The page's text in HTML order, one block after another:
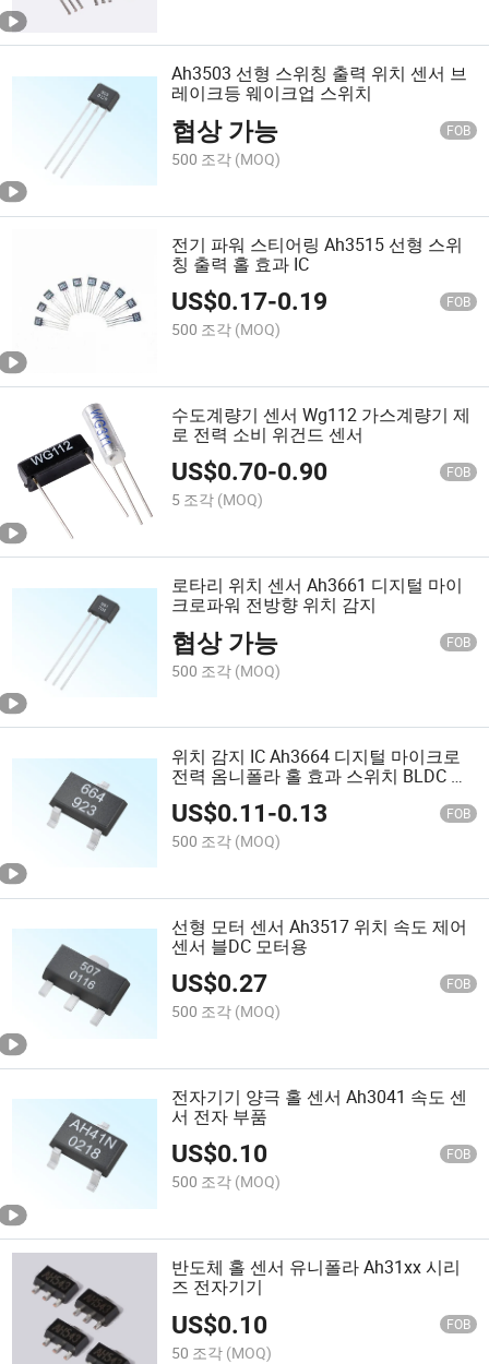
Ah3503 선형 스위칭 출력 위치 센서 브
레이크등 웨이크업 스위치
협상 가능 FOB
500 조각 (MOQ)
전기 파워 스티어링 Ah3515 선형 스위
칭 출력 홀 효과 IC
US$0.17-0.19 FOB
500 조각 (MOQ)
수도계량기 센서 Wg112 가스계량기 제
로 전력 소비 위건드 센서
US$0.70-0.90 FOB
5 조각 (MOQ)
로타리 위치 센서 Ah3661 디지털 마이
크로파워 전방향 위치 감지
협상 가능 FOB
500 조각 (MOQ)
위치 감지 IC Ah3664 디지털 마이크로
전력 옴니폴라 홀 효과 스위치 BLDC 컨
트롤러
US$0.11-0.13 FOB
500 조각 (MOQ)
선형 모터 센서 Ah3517 위치 속도 제어
센서 블DC 모터용
US$0.27 FOB
500 조각 (MOQ)
전자기기 양극 홀 센서 Ah3041 속도 센
서 전자 부품
US$0.10 FOB
500 조각 (MOQ)
반도체 홀 센서 유니폴라 Ah31xx 시리
즈 전자기기
US$0.10 FOB
50 조각 (MOQ)